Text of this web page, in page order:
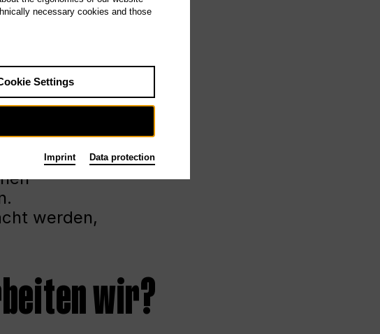
die
werden,
wir?
necessary cookies and those
Settings
Imprint Data protection